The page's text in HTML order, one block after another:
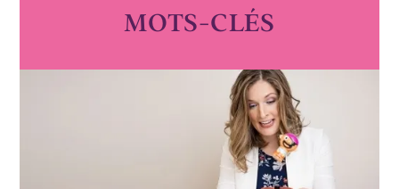
MOTS-CLÉS